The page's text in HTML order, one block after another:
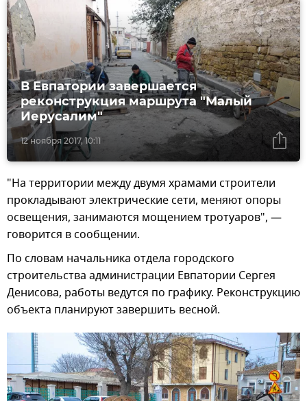
12 ноября 2017, 10:11
В Евпатории завершается
реконструкция маршрута "Малый
Иерусалим"
"На территории между двумя храмами строители
прокладывают электрические сети, меняют опоры
освещения, занимаются мощением тротуаров", —
говорится в сообщении.
По словам начальника отдела городского
строительства администрации Евпатории Сергея
Денисова, работы ведутся по графику. Реконструкцию
объекта планируют завершить весной.